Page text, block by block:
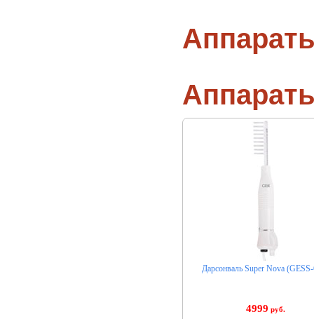
Дарсонваль Super Nova
4999 руб.